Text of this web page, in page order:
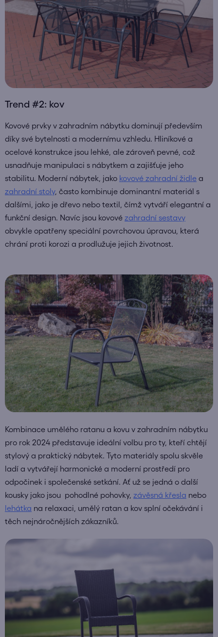
Trend #2: kov
Kovové prvky v zahradním nábytku dominují především
díky své bytelnosti a modernímu vzhledu. Hliníkové a
ocelové konstrukce jsou lehké, ale zároveň pevné, což
usnadňuje manipulaci s nábytkem a zajišťuje jeho
stabilitu. Moderní nábytek, jako kovové zahradní židle a
zahradní stoly, často kombinuje dominantní materiál s
dalšími, jako je dřevo nebo textil, čímž vytváří elegantní a
funkční design. Navíc jsou kovové zahradní sestavy
obvykle opatřeny speciální povrchovou úpravou, která
chrání proti korozi a prodlužuje jejich životnost.
Kombinace umělého ratanu a kovu v zahradním nábytku
pro rok 2024 představuje ideální volbu pro ty, kteří chtějí
stylový a praktický nábytek. Tyto materiály spolu skvěle
ladí a vytvářejí harmonické a moderní prostředí pro
odpočinek i společenské setkání. Ať už se jedná o další
kousky jako jsou pohodlné pohovky, závěsná křesla nebo
lehátka na relaxaci, umělý ratan a kov splní očekávání i
těch nejnáročnějších zákazníků.